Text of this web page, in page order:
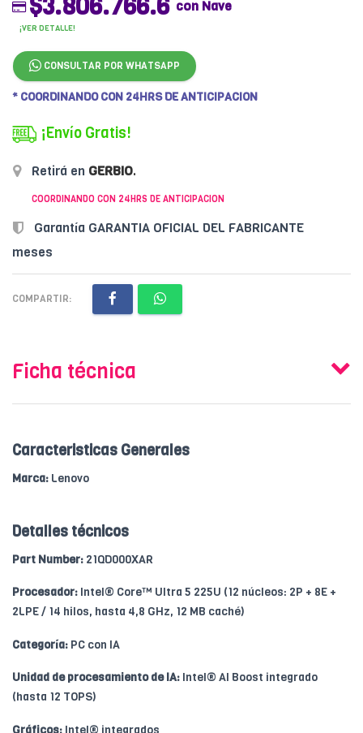
$3.806.766.6 con Nave
¡VER DETALLE!
CONSULTAR POR WHATSAPP
* COORDINANDO CON 24HRS DE ANTICIPACION
¡Envío Gratis!
Retirá en GERBIO.
COORDINANDO CON 24HRS DE ANTICIPACION
Garantía GARANTIA OFICIAL DEL FABRICANTE
meses
COMPARTIR:
Ficha técnica
Caracteristicas Generales
Marca: Lenovo
Detalles técnicos
Part Number: 21QD000XAR
Procesador: Intel® Core™ Ultra 5 225U (12 núcleos: 2P + 8E +
2LPE / 14 hilos, hasta 4,8 GHz, 12 MB caché)
Categoría: PC con IA
Unidad de procesamiento de IA: Intel® AI Boost integrado
(hasta 12 TOPS)